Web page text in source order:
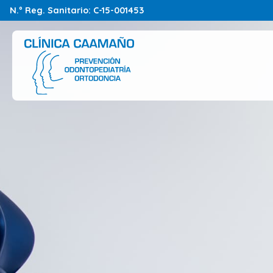
N.º Reg. Sanitario: C-15-001453